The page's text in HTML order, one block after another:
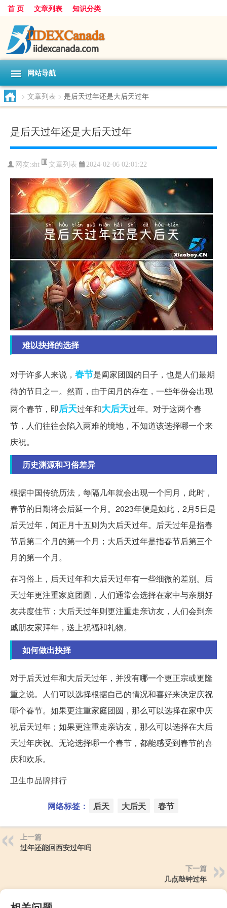
首 页 文章列表 知识分类
网站导航
> 文章列表 > 是后天过年还是大后天过年
是后天过年还是大后天过年
网友:sht 文章列表 2024-02-06 02:01:22
难以抉择的选择
对于许多人来说， 春节是阖家团圆的日子，也是人们最期
待的节日之一。然而，由于闰月的存在，一些年份会出现
两个春节，即后天过年和大后天过年。对于这两个春
节，人们往往会陷入两难的境地，不知道该选择哪一个来
庆祝。
历史渊源和习俗差异
根据中国传统历法，每隔几年就会出现一个闰月，此时，
春节的日期将会后延一个月。2023年便是如此，2月5日是
后天过年，闰正月十五则为大后天过年。后天过年是指春
节后第二个月的第一个月；大后天过年是指春节后第三个
月的第一个月。
在习俗上，后天过年和大后天过年有一些细微的差别。后
天过年更注重家庭团圆，人们通常会选择在家中与亲朋好
友共度佳节；大后天过年则更注重走亲访友，人们会到亲
戚朋友家拜年，送上祝福和礼物。
如何做出抉择
对于后天过年和大后天过年，并没有哪一个更正宗或更隆
重之说。人们可以选择根据自己的情况和喜好来决定庆祝
哪个春节。如果更注重家庭团圆，那么可以选择在家中庆
祝后天过年；如果更注重走亲访友，那么可以选择在大后
天过年庆祝。无论选择哪一个春节，都能感受到春节的喜
庆和欢乐。
卫生巾品牌排行
网络标签： 后天 大后天 春节
上一篇
过年还能回西安过年吗
下一篇
几点敲钟过年